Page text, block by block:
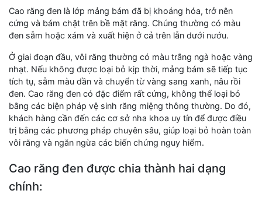
Cao răng đen là lớp mảng bám đã bị khoáng hóa, trở nên
cứng và bám chặt trên bề mặt răng. Chúng thường có màu
đen sẫm hoặc xám và xuất hiện ở cả trên lẫn dưới nướu.
Ở giai đoạn đầu, vôi răng thường có màu trắng ngà hoặc vàng
nhạt. Nếu không được loại bỏ kịp thời, mảng bám sẽ tiếp tục
tích tụ, sẫm màu dần và chuyển từ vàng sang xanh, nâu rồi
đen. Cao răng đen có đặc điểm rất cứng, không thể loại bỏ
bằng các biện pháp vệ sinh răng miệng thông thường. Do đó,
khách hàng cần đến các cơ sở nha khoa uy tín để được điều
trị bằng các phương pháp chuyên sâu, giúp loại bỏ hoàn toàn
vôi răng và ngăn ngừa các biến chứng nguy hiểm.
Cao răng đen được chia thành hai dạng
chính: